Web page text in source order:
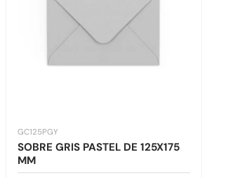
GC125PGY
SOBRE GRIS PASTEL DE 125X175
MM